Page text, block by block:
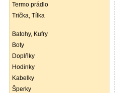
Termo prádlo
Trička, Tílka
Batohy, Kufry
Boty
Doplňky
Hodinky
Kabelky
Šperky